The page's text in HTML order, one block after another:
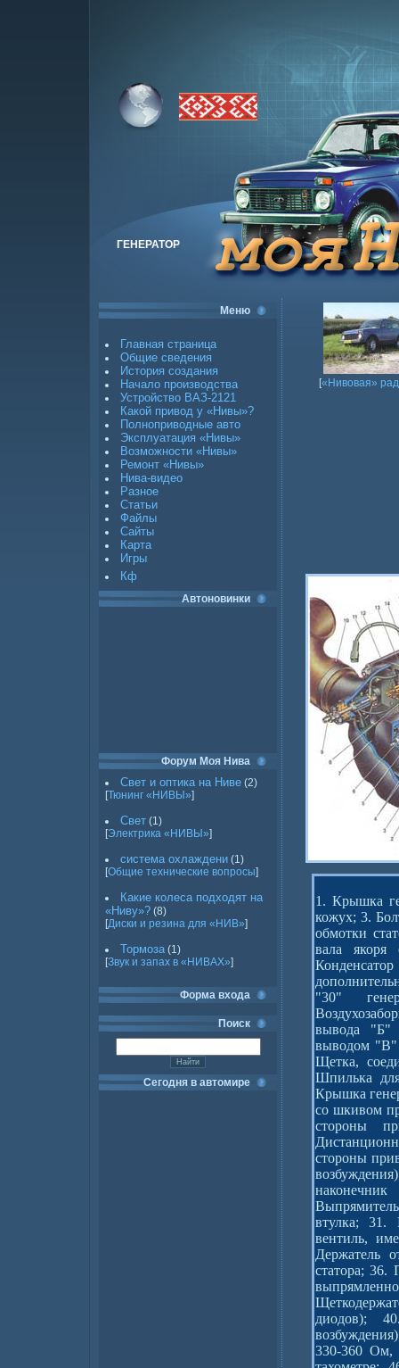
ГЕНЕРАТОР
Меню
Главная страница
Общие сведения
История создания
Начало производства
Устройство ВАЗ-2121
Какой привод у «Нивы»?
Полноприводные авто
Эксплуатация «Нивы»
Возможности «Нивы»
Ремонт «Нивы»
Нива-видео
Разное
Статьи
Файлы
Сайты
Карта
Игры
Кф
Автоновинки
Форум Моя Нива
Свет и оптика на Ниве (2)
[Тюнинг «НИВЫ»]
Свет (1)
[Электрика «НИВЫ»]
система охлаждени (1)
[Общие технические вопросы]
Какие колеса подходят на
«Ниву»? (8)
[Диски и резина для «НИВ»]
Тормоза (1)
[Звук и запах в «НИВАХ»]
Форма входа
Поиск
Сегодня в автомире
[«Нивовая»
1. Крышка
кожух; 3.
обмотки
вала
"30"
вывода "Б"
выводом "В"
Щетка,
Шпилька
Крышка
со шкивом
стороны
стороны
втулка; 31.
вентиль,
Держатель
статора;
диодов);
330-360 Ом,